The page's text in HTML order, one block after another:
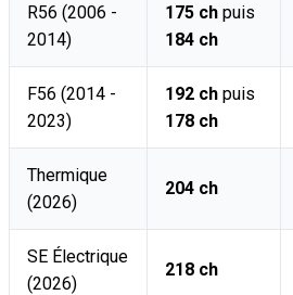
R56 (2006 -
2014)
175 ch puis
184 ch
F56 (2014 -
2023)
192 ch puis
178 ch
Thermique
(2026)
204 ch
SE Électrique
(2026)
218 ch